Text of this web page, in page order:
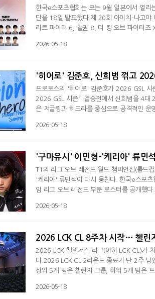
한국e스포츠협회는 오는 9월 일본에서 열리
단을 18일 발표했다.제 20회 아이치-나고야
리트 파이터 6, 철권 8, 더 킹 오브 파이터즈
파견후보자 선수는 총 36명으로 구성됐다.e
2026-05-18
'히어로' 김준호, 신희범 꺾고
프로토스의 '히어로' 김준호가 2026 GSL 시
2026 GSL 시즌1 결승전에서 신희범을 4대
은 저글링과 히드라를 중심으로 공격적인
공하며 추격에 나섰다. 4세트에서는 예언자
2026-05-18
'구마유시' 이민형-'케리아' 류민
T1의 리그 오브 레전드 월드 챔피언십(롤드
'케리아' 류민석이 다시 뭉친다. 한국e스포
임 리그 오브 레전드 부문 로스터를 공개했
가 맡는다. 김건우가 국가대표에 선정된 건
2026-05-18
2026 LCK CL 8주차 시작… 챌린
2026 LCK 챌린저스 리그(이하 LCK CL)가
다.2026 LCK CL 2라운드 종료가 단 2주 남
상위 5개 팀은 챌린지 그룹, 하위 5개 팀은 트라이
한 농심은 2세트에서 조합의 강점을 살려 승
2026-05-18